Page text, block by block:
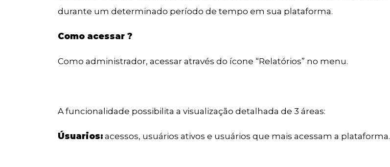
durante um determinado período de tempo em sua plataforma.
Como acessar ?
Como administrador, acessar através do ícone “Relatórios” no menu.
A funcionalidade possibilita a visualização detalhada de 3 áreas:
Úsuarios: acessos, usuários ativos e usuários que mais acessam a plataforma.